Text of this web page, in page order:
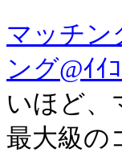
マッチン
ング@ｲｲ
いほど、
最大級の